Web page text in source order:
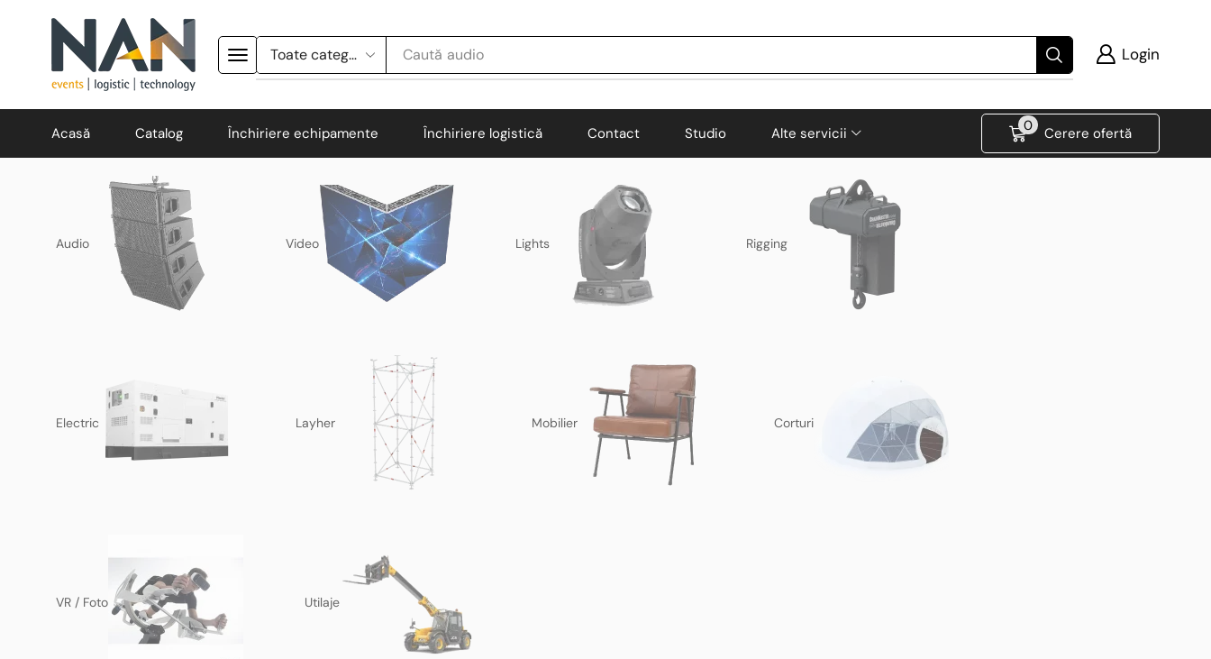
Caută audio Login
Acasă Catalog Închiriere echipamente Închiriere logistică Contact Studio Alte servicii 0 Cerere ofertă
Audio Video Lights Rigging
Electric Layher Mobilier Corturi
VR / Foto Utilaje